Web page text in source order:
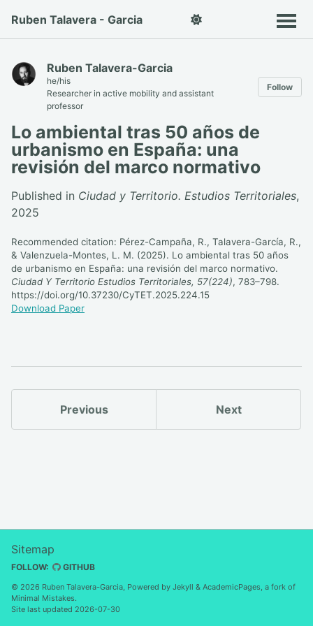
Ruben Talavera - Garcia
Ruben Talavera-Garcia
he/his
Researcher in active mobility and assistant
professor
Follow
Lo ambiental tras 50 años de
urbanismo en España: una
revisión del marco normativo
Published in Ciudad y Territorio. Estudios Territoriales,
2025
Recommended citation: Pérez-Campaña, R., Talavera-García, R.,
& Valenzuela-Montes, L. M. (2025). Lo ambiental tras 50 años
de urbanismo en España: una revisión del marco normativo.
Ciudad Y Territorio Estudios Territoriales, 57(224), 783–798.
https://doi.org/10.37230/CyTET.2025.224.15
Download Paper
Previous Next
Sitemap
FOLLOW: GITHUB
© 2026 Ruben Talavera-Garcia, Powered by Jekyll & AcademicPages, a fork of
Minimal Mistakes.
Site last updated 2026-07-30